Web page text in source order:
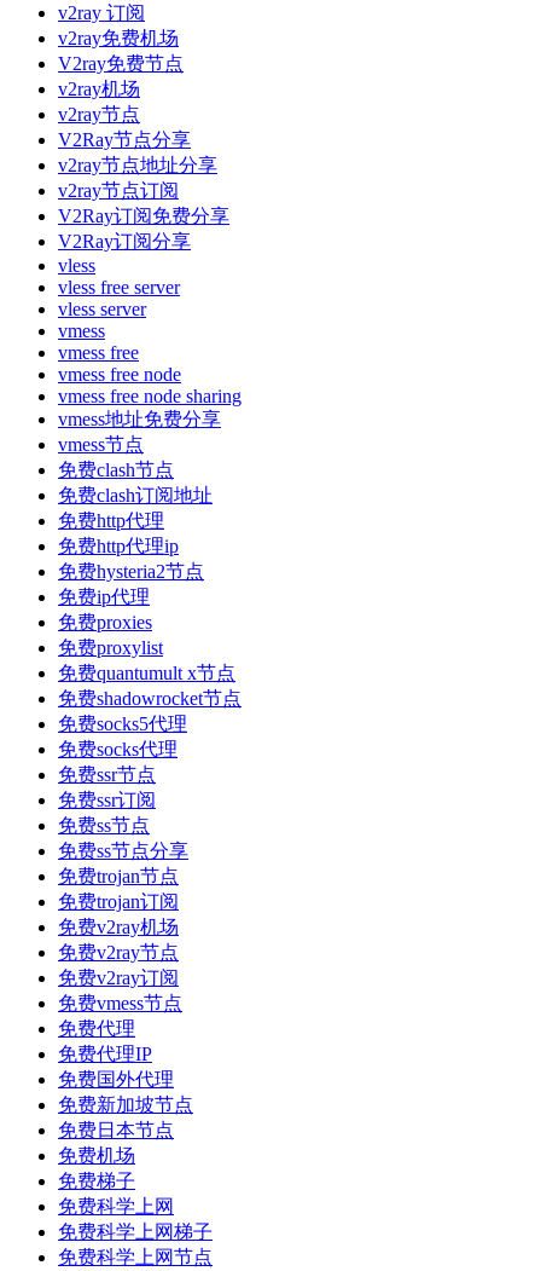
v2ray 订阅
v2ray免费机场
V2ray免费节点
v2ray机场
v2ray节点
V2Ray节点分享
v2ray节点地址分享
v2ray节点订阅
V2Ray订阅免费分享
V2Ray订阅分享
vless
vless free server
vless server
vmess
vmess free
vmess free node
vmess free node sharing
vmess地址免费分享
vmess节点
免费clash节点
免费clash订阅地址
免费http代理
免费http代理ip
免费hysteria2节点
免费ip代理
免费proxies
免费proxylist
免费quantumult x节点
免费shadowrocket节点
免费socks5代理
免费socks代理
免费ssr节点
免费ssr订阅
免费ss节点
免费ss节点分享
免费trojan节点
免费trojan订阅
免费v2ray机场
免费v2ray节点
免费v2ray订阅
免费vmess节点
免费代理
免费代理IP
免费国外代理
免费新加坡节点
免费日本节点
免费机场
免费梯子
免费科学上网
免费科学上网梯子
免费科学上网节点